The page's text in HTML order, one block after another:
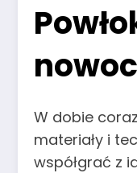
W dobie
materiały i
współgrać z